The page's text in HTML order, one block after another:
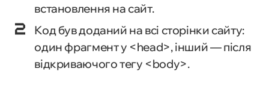
встановлення на сайт.
Код був доданий на всі сторінки сайту:
один фрагмент у <head>, інший — після
відкриваючого тегу <body>.